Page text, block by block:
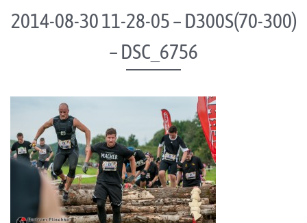
2014-08-30 11-28-05 – D300S(70-300)
– DSC_6756